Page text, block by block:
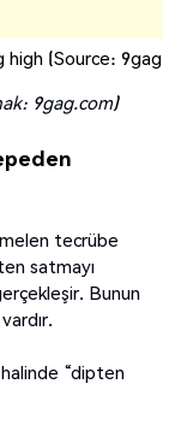
(Source:
9gag.com)
tecrübe
satmayı
Bunun
“dipten